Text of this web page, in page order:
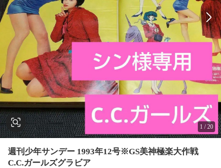
1 /20
週刊少年サンデー 1993年12号※GS美神極楽大作戦
C.C.ガールズグラビア